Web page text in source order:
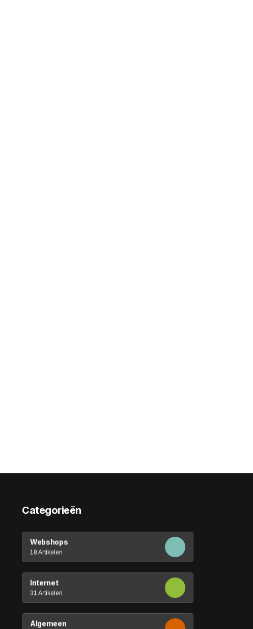
Categorieën
Webshops
18 Artikelen
Internet
31 Artikelen
Algemeen